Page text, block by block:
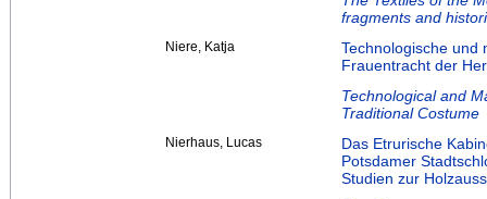
fragments and
Niere, Katja
Technologische und
Frauentracht der
Technological and
Traditional Costume
Nierhaus, Lucas
Das Etrurische
Potsdamer
Studien zur